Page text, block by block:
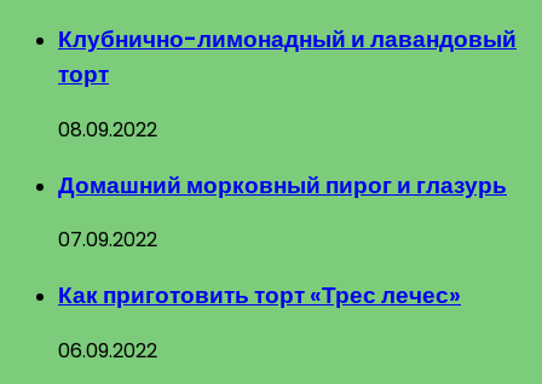
Клубнично-лимонадный и лавандовый
торт
08.09.2022
Домашний морковный пирог и глазурь
07.09.2022
Как приготовить торт «Трес лечес»
06.09.2022